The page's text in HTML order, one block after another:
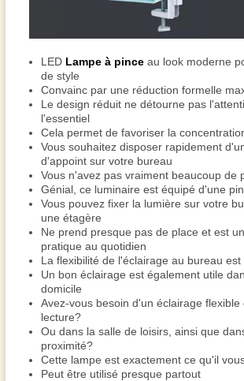
LED Lampe à pince au look moderne
de style
Convainc par une réduction formelle
Le design réduit ne détourne pas
l'essentiel
Cela permet de favoriser la
Vous souhaitez disposer rapidement
d'appoint sur votre bureau
Vous n'avez pas vraiment beaucoup de
Génial, ce luminaire est équipé d'une
Vous pouvez fixer la lumière sur votre
une étagère
Ne prend presque pas de place et est
pratique au quotidien
La flexibilité de l'éclairage au bureau est
Un bon éclairage est également utile
domicile
Avez-vous besoin d'un éclairage flexible
lecture?
Ou dans la salle de loisirs, ainsi que
proximité?
Cette lampe est exactement ce qu'il
Peut être utilisé presque partout